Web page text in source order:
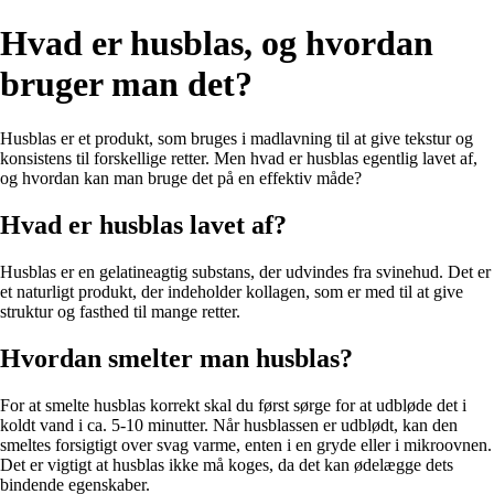
Hvad er husblas, og hvordan
bruger man det?
Husblas er et produkt, som bruges i madlavning til at give tekstur og
konsistens til forskellige retter. Men hvad er husblas egentlig lavet af,
og hvordan kan man bruge det på en effektiv måde?
Hvad er husblas lavet af?
Husblas er en gelatineagtig substans, der udvindes fra svinehud. Det er
et naturligt produkt, der indeholder kollagen, som er med til at give
struktur og fasthed til mange retter.
Hvordan smelter man husblas?
For at smelte husblas korrekt skal du først sørge for at udbløde det i
koldt vand i ca. 5-10 minutter. Når husblassen er udblødt, kan den
smeltes forsigtigt over svag varme, enten i en gryde eller i mikroovnen.
Det er vigtigt at husblas ikke må koges, da det kan ødelægge dets
bindende egenskaber.